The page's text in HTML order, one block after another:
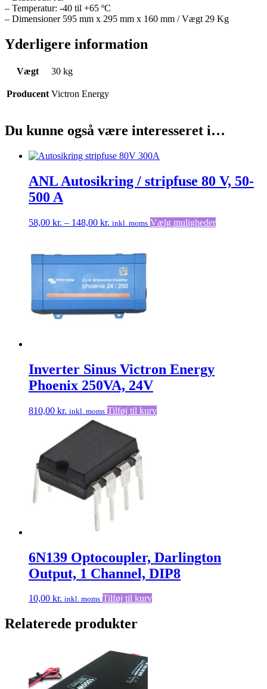
– Temperatur: -40 til +65 ºC
– Dimensioner 595 mm x 295 mm x 160 mm / Vægt 29 Kg
Yderligere information
Vægt 30 kg
Producent Victron Energy
Du kunne også være interesseret i…
ANL Autosikring / stripfuse 80 V, 50-
500 A
58,00 kr. – 148,00 kr. Prisinterval:
148,00 kr.
inkl. moms Vælg mulighederDette
Inverter Sinus Victron Energy
Phoenix 250VA, 24V
810,00 kr. inkl. moms Tilføj til kurv
6N139 Optocoupler, Darlington
Output, 1 Channel, DIP8
10,00 kr. inkl. moms Tilføj til kurv
Relaterede produkter